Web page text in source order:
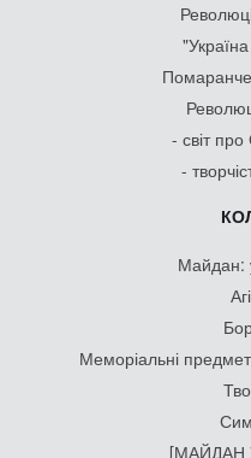
- світ
-
Майдан:
Меморіальні
[МАЙДАН